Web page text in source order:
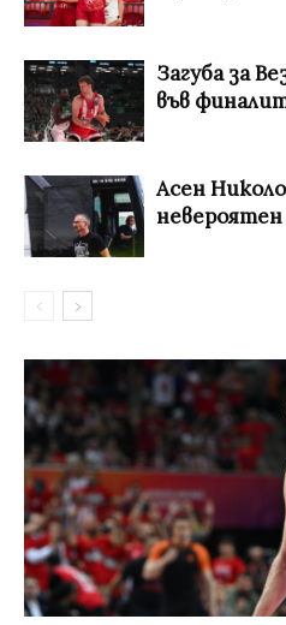
Загуба за
във
Асен
невероятен